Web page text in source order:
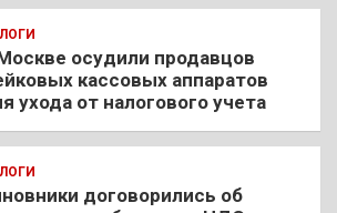
осудили продавцов
кассовых аппаратов
ухода от налогового учета
договорились об